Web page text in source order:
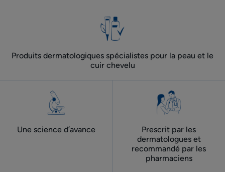
Produits dermatologiques spécialistes pour la peau et le
cuir chevelu
Une science d’avance
Prescrit par les
dermatologues ​et
recommandé par les
pharmaciens